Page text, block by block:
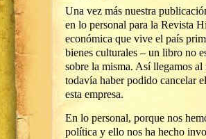
Una vez más nuestra
en lo personal para la Revista
económica que vive el país
bienes culturales – un libro no
sobre la misma. Así llegamos
todavía haber podido cancelar
esta empresa.
En lo personal, porque nos
política y ello nos ha hecho